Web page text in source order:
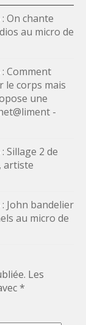
On chante
au micro de
Comment
le corps mais
une
-
Sillage 2 de
artiste
John bandelier
au micro de
Les
*